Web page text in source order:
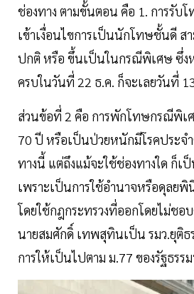
ช่องทาง ตามขั้นตอน คือ 1. การรับ
เข้าเงื่อนไขการเป็นนักโทษชั้นดี ส
ปกติ หรือ ขึ้นเป็นในกรณีพิเศษ ซึ่ง
ครบในวันที่ 22 ธ.ค. ก็จะเลยวันที่
ส่วนข้อที่ 2 คือ การพักโทษกรณีพิเ
70 ปี หรือเป็นป่วยหนักมีโรคประจ
ทางนี้ แต่ถึงแม้จะใช้ช่องทางใด ก็เ
เพราะเป็นการใช้อำนาจหรือดุลย
โดยใช้กฎกระทรวงที่ออกโดยไม่ชอ
นายสมศักดิ์ เทพสุทินเป็น รมว.ยุติธ
การให้เป็นไปตาม ม.77 ของรัฐธร